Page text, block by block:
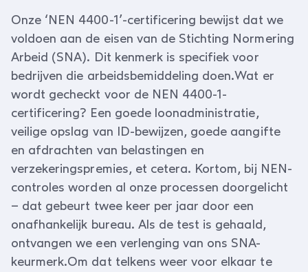
Onze ‘NEN 4400-1’-certificering bewijst dat we
voldoen aan de eisen van de Stichting Normering
Arbeid (SNA). Dit kenmerk is specifiek voor
bedrijven die arbeidsbemiddeling doen.Wat er
wordt gecheckt voor de NEN 4400-1-
certificering? Een goede loonadministratie,
veilige opslag van ID-bewijzen, goede aangifte
en afdrachten van belastingen en
verzekeringspremies, et cetera. Kortom, bij NEN-
controles worden al onze processen doorgelicht
– dat gebeurt twee keer per jaar door een
onafhankelijk bureau. Als de test is gehaald,
ontvangen we een verlenging van ons SNA-
keurmerk.Om dat telkens weer voor elkaar te